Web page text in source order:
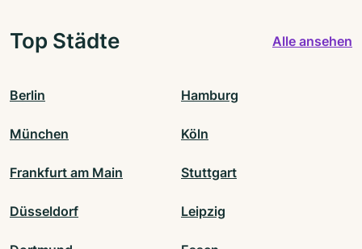
Top Städte Alle ansehen
Berlin Hamburg
München Köln
Frankfurt am Main Stuttgart
Düsseldorf Leipzig